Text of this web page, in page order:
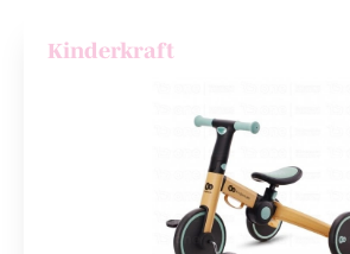
Kinderkraft